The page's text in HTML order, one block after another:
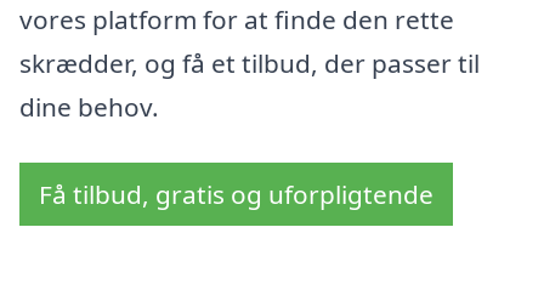
vores platform for at finde den rette
skrædder, og få et tilbud, der passer til
dine behov.
Få tilbud, gratis og uforpligtende